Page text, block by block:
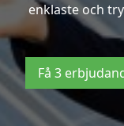
enklaste och
Få 3